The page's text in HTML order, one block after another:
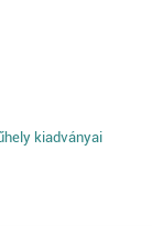
kiadványai